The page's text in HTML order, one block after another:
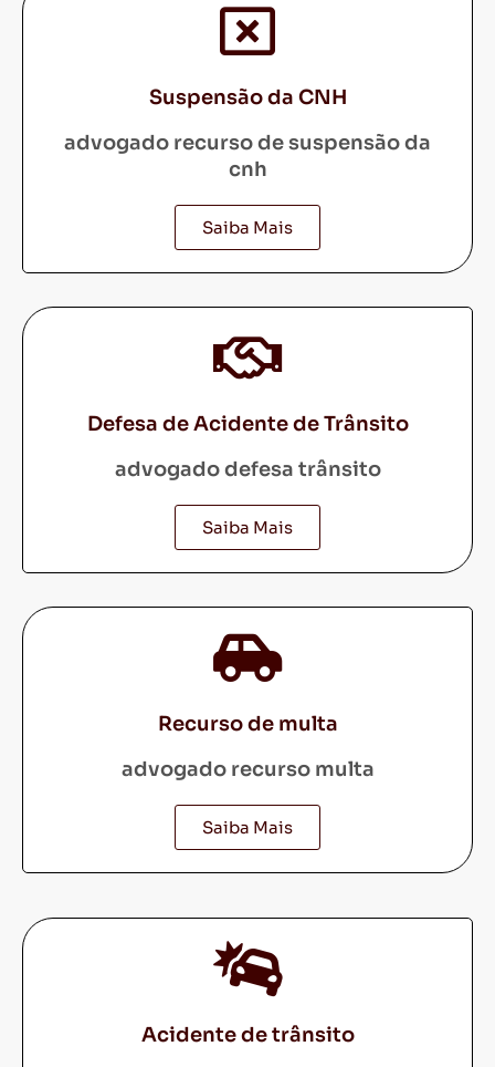
Suspensão da CNH
advogado recurso de suspensão da
cnh
Saiba Mais
Defesa de Acidente de Trânsito
advogado defesa trânsito
Saiba Mais
Recurso de multa
advogado recurso multa
Saiba Mais
Acidente de trânsito